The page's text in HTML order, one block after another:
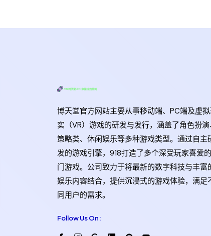
博天堂官方网站主要从事移动端、PC端及虚
实（VR）游戏的研发与发行，涵盖了角色扮演
策略类、休闲娱乐等多种游戏类型。通过自主
发的游戏引擎，918打造了多个深受玩家喜爱
门游戏。公司致力于将最新的数字科技与丰富
娱乐内容结合，提供沉浸式的游戏体验，满足
同用户的需求。
Follow Us On: